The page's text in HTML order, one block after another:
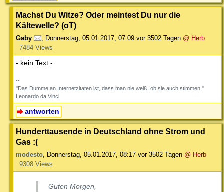
Machst Du Witze? Oder meintest Du nur die
Kältewelle? (oT)
Gaby , Donnerstag, 05.01.2017, 07:09 vor 3502 Tagen @ Herb
7484 Views
- kein Text -
--
"Das Dumme an Internetzitaten ist, dass man nie weiß, ob sie auch stimmen."
Leonardo da Vinci
antworten
Hunderttausende in Deutschland ohne Strom und
Gas :(
modesto Donnerstag, 05.01.2017, 08:17 vor 3502 Tagen @ Herb
9308 Views
Guten Morgen,